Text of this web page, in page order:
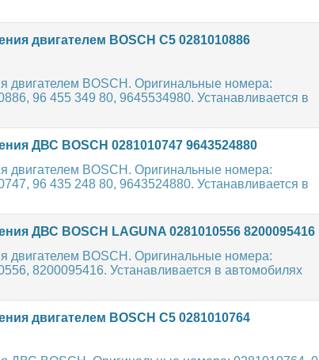
двигателем BOSCH C5 0281010886
двигателем BOSCH. Оригинальные номера:
96 455 349 80, 9645534980. Устанавливается в
ДВС BOSCH 0281010747 9643524880
двигателем BOSCH. Оригинальные номера:
96 435 248 80, 9643524880. Устанавливается в
ДВС BOSCH LAGUNA 0281010556 8200095416
двигателем BOSCH. Оригинальные номера:
8200095416. Устанавливается в автомобилях
двигателем BOSCH C5 0281010764